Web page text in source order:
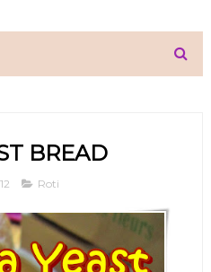
BREAD
Roti